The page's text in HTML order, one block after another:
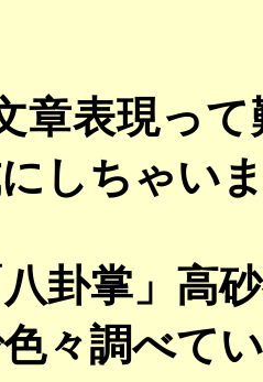
章表現っ
しちゃい
卦掌」高
々調べて